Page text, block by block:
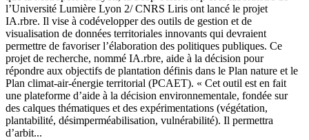
l’Université Lumière Lyon 2/ CNRS Liris ont lancé le projet
IA.rbre. Il vise à codévelopper des outils de gestion et de
visualisation de données territoriales innovants qui devraient
permettre de favoriser l’élaboration des politiques publiques. Ce
projet de recherche, nommé IA.rbre, aide à la décision pour
répondre aux objectifs de plantation définis dans le Plan nature et le
Plan climat-air-énergie territorial (PCAET). « Cet outil est en fait
une plateforme d’aide à la décision environnementale, fondée sur
des calques thématiques et des expérimentations (végétation,
plantabilité, désimperméabilisation, vulnérabilité). Il permettra
d’arbit...